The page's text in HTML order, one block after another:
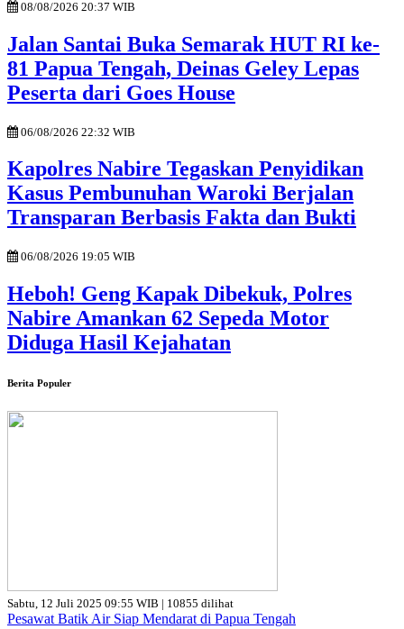
08/08/2026 20:37 WIB
Jalan Santai Buka Semarak HUT RI ke-
81 Papua Tengah, Deinas Geley Lepas
Peserta dari Goes House
06/08/2026 22:32 WIB
Kapolres Nabire Tegaskan Penyidikan
Kasus Pembunuhan Waroki Berjalan
Transparan Berbasis Fakta dan Bukti
06/08/2026 19:05 WIB
Heboh! Geng Kapak Dibekuk, Polres
Nabire Amankan 62 Sepeda Motor
Diduga Hasil Kejahatan
Berita Populer
Sabtu, 12 Juli 2025 09:55 WIB | 10855 dilihat
Pesawat Batik Air Siap Mendarat di Papua Tengah